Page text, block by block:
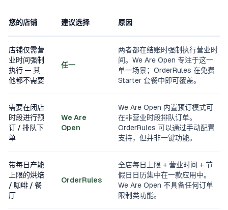
您的店铺 建议选择 原因
店铺仅需营
业时间强制
执行 — 其
他都不需要
任一
两者都在结账时强制执行营业时
间。We Are Open 专注于这一
单一场景；OrderRules 在免费
Starter 套餐中即可覆盖。
需要在闭店
时段进行预
订 / 排队下
单
We Are
Open
We Are Open 内置预订模式可
在非营业时段排队订单。
OrderRules 可以通过手动配置
支持，但并非一键功能。
带每日产能
上限的烘焙
/ 咖啡 / 餐
厅
OrderRules
全店每日上限 + 营业时间 + 节
假日日历集中在一款应用中。
We Are Open 不具备任何订单
限制类功能。